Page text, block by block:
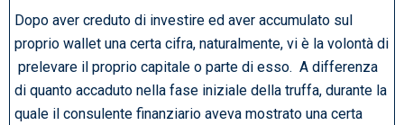
Dopo aver creduto di investire ed aver accumulato sul
proprio wallet una certa cifra, naturalmente, vi è la volontà di
prelevare il proprio capitale o parte di esso. A differenza
di quanto accaduto nella fase iniziale della truffa, durante la
quale il consulente finanziario aveva mostrato una certa